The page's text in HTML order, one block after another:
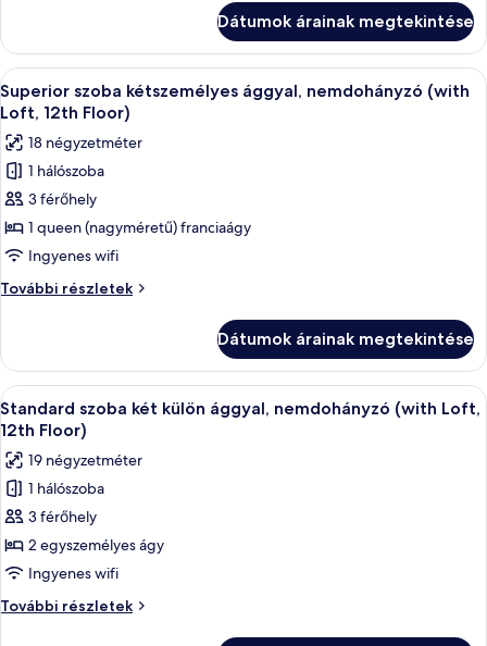
(with
Loft,
12th
Floor)
nemdohányzó
(with
Loft,
12th
Floor)
további
részletei
Dátumok árainak megtekintése
A
következő
szoba
összes
képének
megtekintése:
Superior
szoba
kétszemélyes
ággyal,
(with
Loft,
12th
Floor)
Egy emeletes ágy, melynek
2
Superior szoba kétszemélyes ággyal, nemdohányzó (with
Loft, 12th Floor)
18 négyzetméter
1 hálószoba
3 férőhely
1 queen (nagyméretű) franciaágy
Ingyenes wifi
További részletek
Superior
nemdohányzó
(with
Loft,
12th
további
részletei
Dátumok árainak megtekintése
A
következő
szoba
összes
képének
megtekintése:
Standard
szoba
két
külön
Egy szállodai szoba két ággyal, egy
4
Standard szoba két külön ággyal, nemdohányzó (with Loft,
12th Floor)
19 négyzetméter
1 hálószoba
3 férőhely
2 egyszemélyes ágy
Ingyenes wifi
További részletek
Standard